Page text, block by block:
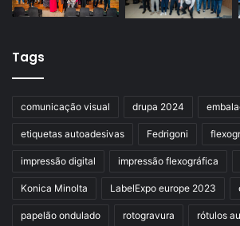
Tags
comunicação visual drupa 2024
etiquetas autoadesivas Fedrigoni
impressão digital impressão flexográfica
Konica Minolta LabelExpo europe 2023
papelão ondulado rotogravura rótulos